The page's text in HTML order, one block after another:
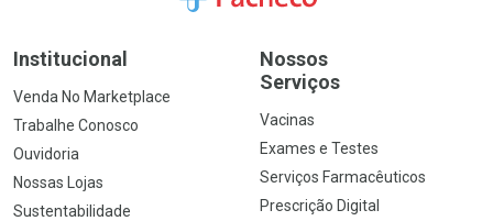
Institucional
Venda No Marketplace
Trabalhe Conosco
Ouvidoria
Nossas Lojas
Sustentabilidade
Nossos
Serviços
Vacinas
Exames e Testes
Serviços Farmacêuticos
Prescrição Digital